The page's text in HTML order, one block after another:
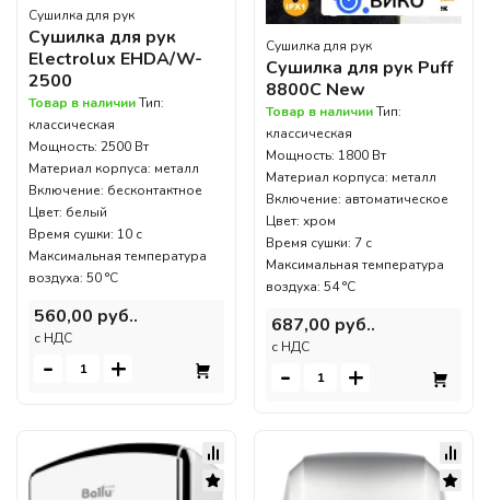
Сушилка для рук
Сушилка для рук
Electrolux EHDA/W-
2500
Товар в наличииТип:
классическая
Мощность: 2500 Вт
Материал корпуса: металл
Включение: бесконтактное
Цвет: белый
Время сушки: 10 с
Максимальная температура
воздуха: 50 °C
560,00 руб..
c НДС
- +
Сушилка для рук
Сушилка для рук Puff
8800C New
Товар в наличииТип:
классическая
Мощность: 1800 Вт
Материал корпуса: металл
Включение: автоматическое
Цвет: хром
Время сушки: 7 с
Максимальная температура
воздуха: 54 °C
687,00 руб..
c НДС
- +